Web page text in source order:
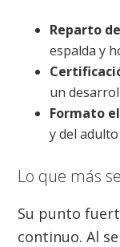
Reparto
espalda y
un
Formato
y del
Lo que más
Su punto
continuo. Al